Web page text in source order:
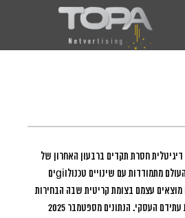
חסרת תקדים ברבעון האחרון של
בעוד שחברות ברחבי העולם מתמודדות עם שינויים טכנולוgiים
מוצאים עצמם בצומת קריטית שבה הבחירות
השיווקיות שלהם קובעות את עתידם העסקי. הנתונים מספטמבר 2025